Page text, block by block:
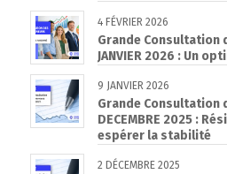
4 FÉVRIER 2026
Grande Consultation
JANVIER 2026 : Un
9 JANVIER 2026
Grande Consultation
DECEMBRE 2025 :
espérer la stabilité
2 DÉCEMBRE 2025